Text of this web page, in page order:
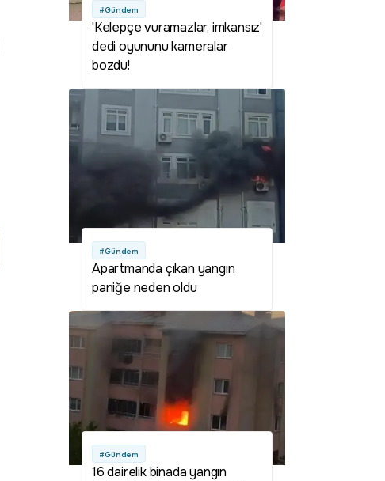
#Gündem
'Kelepçe vuramazlar, imkansız'
dedi oyununu kameralar
bozdu!
#Gündem
Apartmanda çıkan yangın
paniğe neden oldu
#Gündem
16 dairelik binada yangın